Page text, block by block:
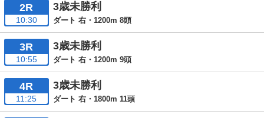
2R
10:30
3歳未勝利
ダート 右・1200m 8頭
3R
10:55
3歳未勝利
ダート 右・1200m 9頭
4R
11:25
3歳未勝利
ダート 右・1800m 11頭